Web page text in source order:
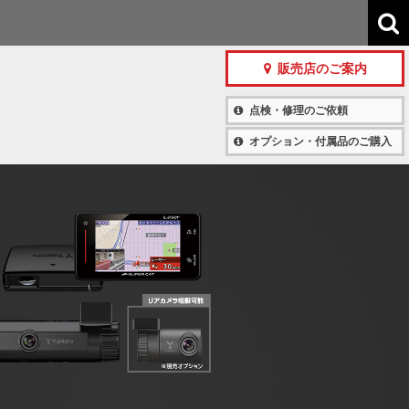
販売店のご案内
点検・修理のご依頼
オプション・付属品のご購入